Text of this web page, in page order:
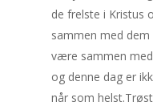
de frelste i Kristus
sammen med
være sammen
og denne dag er
når som